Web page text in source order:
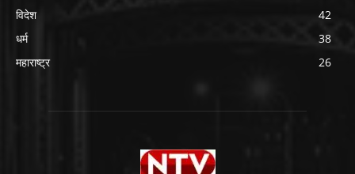
विदेश
42
धर्म
38
महाराष्ट्र
26